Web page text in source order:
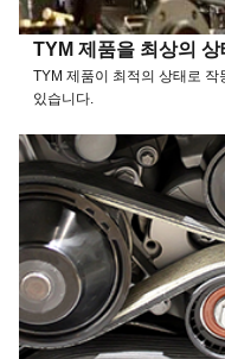
TYM 제품을 최상의
TYM 제품이 최적의 상태로
있습니다.